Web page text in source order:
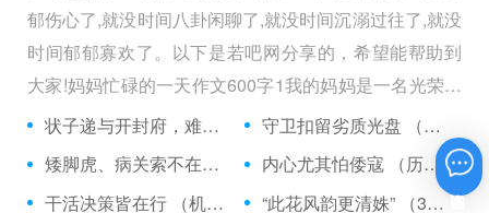
郁伤心了,就没时间八卦闲聊了,就没时间沉溺过往了,就没
时间郁郁寡欢了。以下是若吧网分享的，希望能帮助到
大家!妈妈忙碌的一天作文600字1我的妈妈是一名光荣的
人民警察，她总有做不完的事情。
状子递与开封府，难忍怒气心中生 （5字口语）
守卫扣留劣质光盘 （5字常言）
矮脚虎、病关索不在，智多星、行者前往此处 （七字俗语）
内心尤其怕倭寇 （历法用语一卷帘）
干活决策皆在行 （机构简称二）
“此花风韵更清姝” （3字手机品牌）